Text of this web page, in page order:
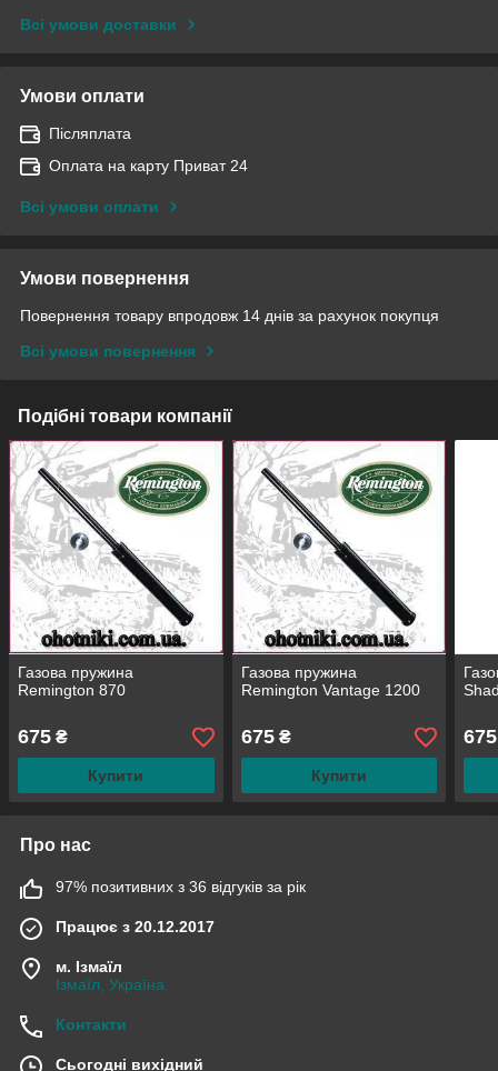
Всі умови доставки
Умови оплати
Післяплата
Оплата на карту Приват 24
Всі умови оплати
Умови повернення
Повернення товару впродовж 14 днів за рахунок покупця
Всі умови повернення
Подібні товари компанії
Газова пружина
Remington 870
675 ₴
Купити
Газова пружина
Remington Vantage 1200
675₴
Купити
675
Про нас
97% позитивних з 36 відгуків за рік
Працює з 20.12.2017
м. Ізмаїл
Ізмаїл, Україна
Контакти
Сьогодні вихідний